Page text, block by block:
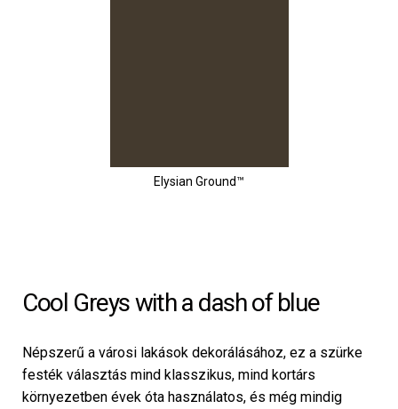
Elysian Ground™
Cool Greys with a dash of blue
Népszerű a városi lakások dekorálásához, ez a szürke
festék választás mind klasszikus, mind kortárs
környezetben évek óta használatos, és még mindig